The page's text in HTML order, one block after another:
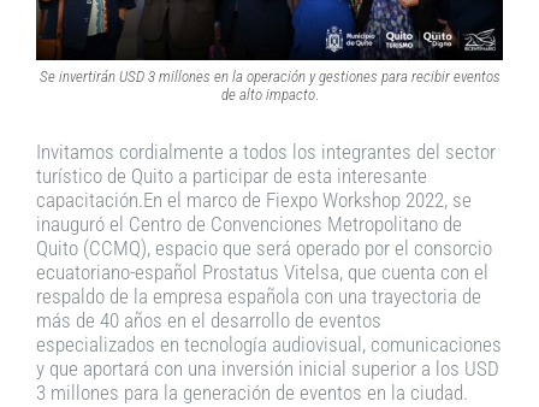
Se invertirán USD 3 millones en la operación y gestiones para recibir eventos
de alto impacto.
Invitamos cordialmente a todos los integrantes del sector
turístico de Quito a participar de esta interesante
capacitación.En el marco de Fiexpo Workshop 2022, se
inauguró el Centro de Convenciones Metropolitano de
Quito (CCMQ), espacio que será operado por el consorcio
ecuatoriano-español Prostatus Vitelsa, que cuenta con el
respaldo de la empresa española con una trayectoria de
más de 40 años en el desarrollo de eventos
especializados en tecnología audiovisual, comunicaciones
y que aportará con una inversión inicial superior a los USD
3 millones para la generación de eventos en la ciudad.